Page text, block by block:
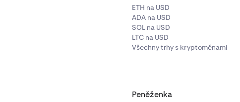
ETH na USD
ADA na USD
SOL na USD
LTC na USD
Všechny trhy s kryptoměnami
Peněženka